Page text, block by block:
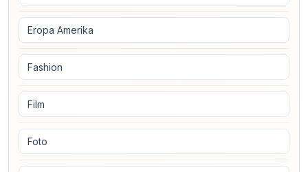
Eropa Amerika
Fashion
Film
Foto